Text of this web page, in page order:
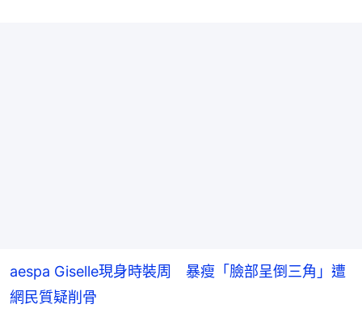
aespa Giselle現身時裝周 暴瘦「臉部呈倒三角」遭
網民質疑削骨